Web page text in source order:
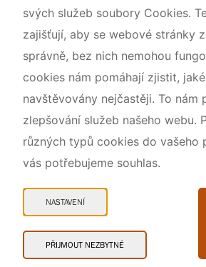
Snadné čtení
© 2026 AOPK ČR
svých služeb soubory Cookies.
zajišťují, aby se webové stránky
správně, bez nich nemohou
cookies nám pomáhají zjistit,
navštěvovány nejčastěji. To nám
zlepšování služeb našeho webu.
různých typů cookies do vašeho
vás potřebujeme souhlas.
NASTAVENÍ
PŘIJMOUT NEZBYTNÉ